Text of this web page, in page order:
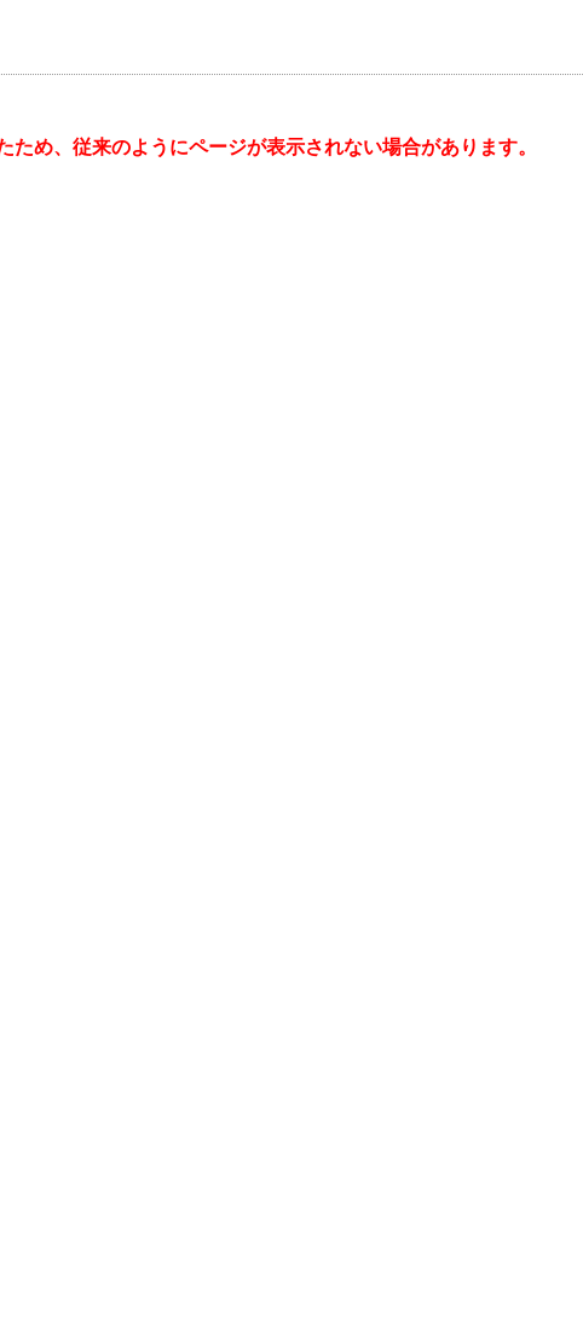
め、従来のようにページが表示されない場合があります。